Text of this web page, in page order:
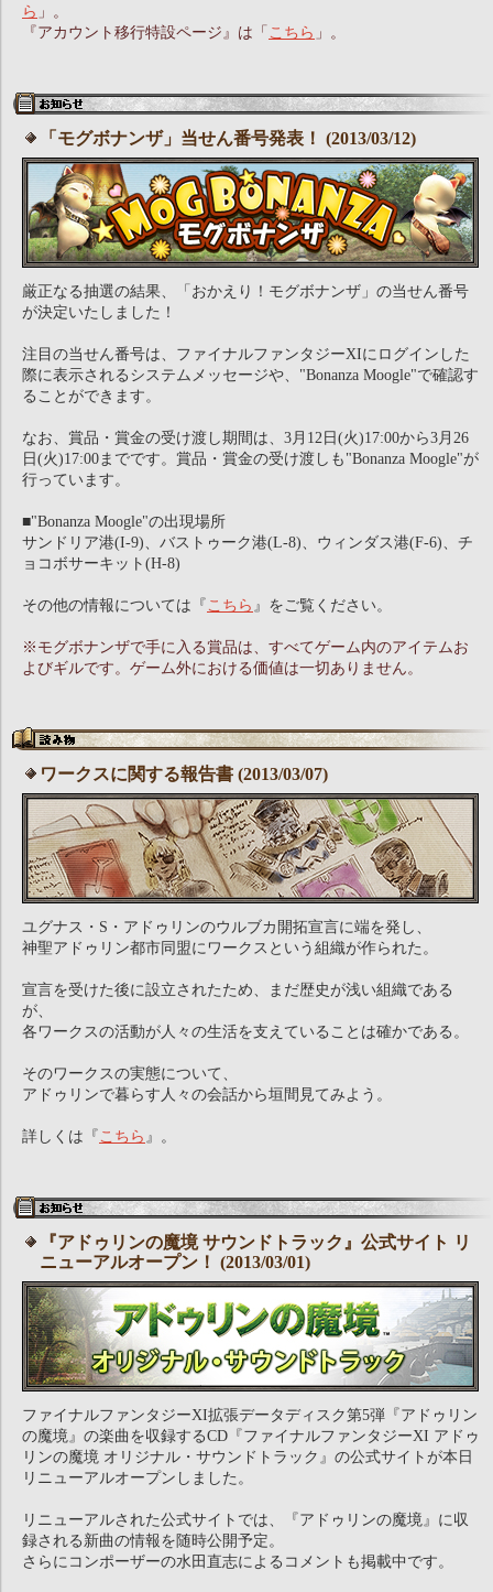
ら 」。
『アカウント移行特設ページ』は「 こちら 」。
「モグボナンザ」当せん番号発表！ (2013/03/12)
厳正なる抽選の結果、「おかえり！モグボナンザ」の当せん番号
が決定いたしました！
注目の当せん番号は、ファイナルファンタジーXIにログインした
際に表示されるシステムメッセージや、"Bonanza Moogle"で確認す
ることができます。
なお、賞品・賞金の受け渡し期間は、3月12日(火)17:00から3月26
日(火)17:00までです。賞品・賞金の受け渡しも"Bonanza Moogle"が
行っています。
■"Bonanza Moogle"の出現場所
サンドリア港(I-9)、バストゥーク港(L-8)、ウィンダス港(F-6)、チ
ョコボサーキット(H-8)
その他の情報については『 こちら 』をご覧ください。
※モグボナンザで手に入る賞品は、すべてゲーム内のアイテムお
よびギルです。ゲーム外における価値は一切ありません。
ワークスに関する報告書 (2013/03/07)
ユグナス・S・アドゥリンのウルブカ開拓宣言に端を発し、
神聖アドゥリン都市同盟にワークスという組織が作られた。
宣言を受けた後に設立されたため、まだ歴史が浅い組織である
が、
各ワークスの活動が人々の生活を支えていることは確かである。
そのワークスの実態について、
アドゥリンで暮らす人々の会話から垣間見てみよう。
詳しくは『 こちら 』。
『アドゥリンの魔境 サウンドトラック』公式サイト リ
ニューアルオープン！ (2013/03/01)
ファイナルファンタジーXI拡張データディスク第5弾『アドゥリン
の魔境』の楽曲を収録するCD『ファイナルファンタジーXI アドゥ
リンの魔境 オリジナル・サウンドトラック』の公式サイトが本日
リニューアルオープンしました。
リニューアルされた公式サイトでは、『アドゥリンの魔境』に収
録される新曲の情報を随時公開予定。
さらにコンポーザーの水田直志によるコメントも掲載中です。